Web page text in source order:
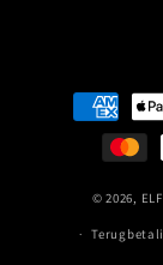
© 2026,